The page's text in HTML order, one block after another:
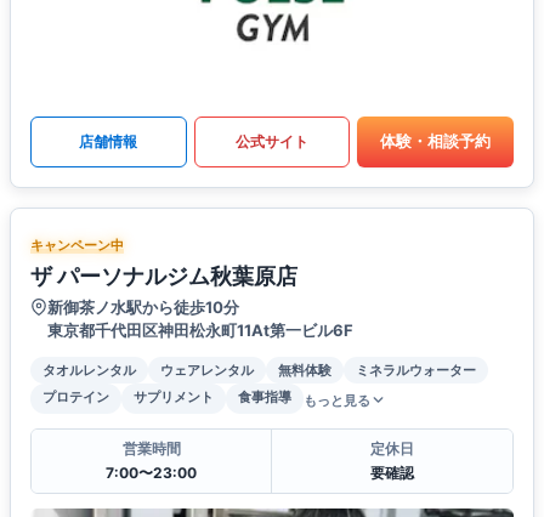
店舗情報 公式サイト 体験・相談予約
キャンペーン中
ザ パーソナルジム秋葉原店
新御茶ノ水駅から徒歩10分
東京都千代田区神田松永町11At第一ビル6F
タオルレンタル ウェアレンタル 無料体験
ミネラルウォーター
プロテイン
サプリメント 食事指導 もっと見る
営業時間
7:00〜23:00
定休日
要確認